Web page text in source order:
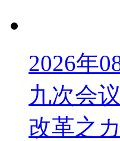
2026年
九次会
改革之